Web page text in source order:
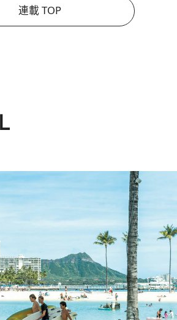
連載 TOP